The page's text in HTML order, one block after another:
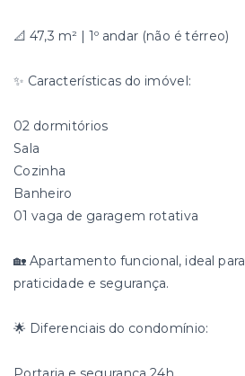
📐 47,3 m² | 1º andar (não é térreo)
✨ Características do imóvel:
02 dormitórios
Sala
Cozinha
Banheiro
01 vaga de garagem rotativa
🏡 Apartamento funcional, ideal
praticidade e segurança.
🌟 Diferenciais do condomínio: